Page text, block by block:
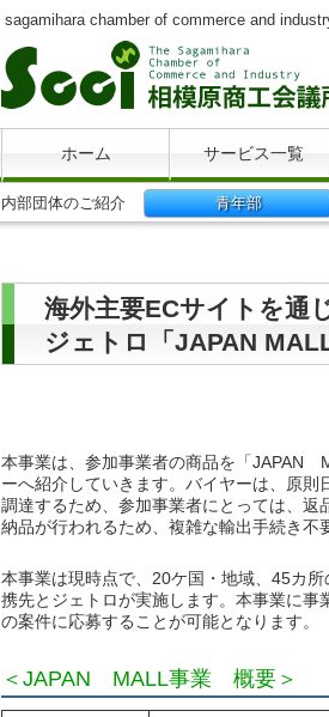
sagamihara chamber of commerce and
ホーム サービス一覧
内部団体のご紹介 青年部
海外主要ECサイトを通
ジェトロ「JAPAN
本事業は、参加事業者の商品を「JAPAN
ーへ紹介していきます。バイヤーは、原
調達するため、参加事業者にとっては、返
納品が行われるため、複雑な輸出手続き不
本事業は現時点で、20ケ国・地域、45カ
携先とジェトロが実施します。本事業に
の案件に応募することが可能となります。
＜JAPAN MALL事業 概要＞